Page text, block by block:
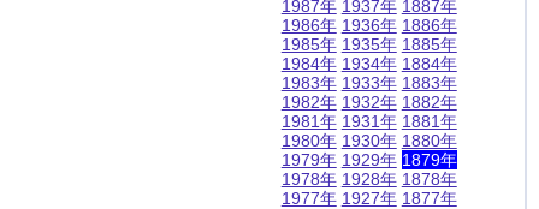
1987年
1986年
1985年
1984年
1983年
1982年
1981年
1980年
1979年
1978年
1977年
1937年
1936年
1935年
1934年
1933年
1932年
1931年
1930年
1929年
1928年
1927年
1887年
1886年
1885年
1884年
1883年
1882年
1881年
1880年
1879年
1878年
1877年